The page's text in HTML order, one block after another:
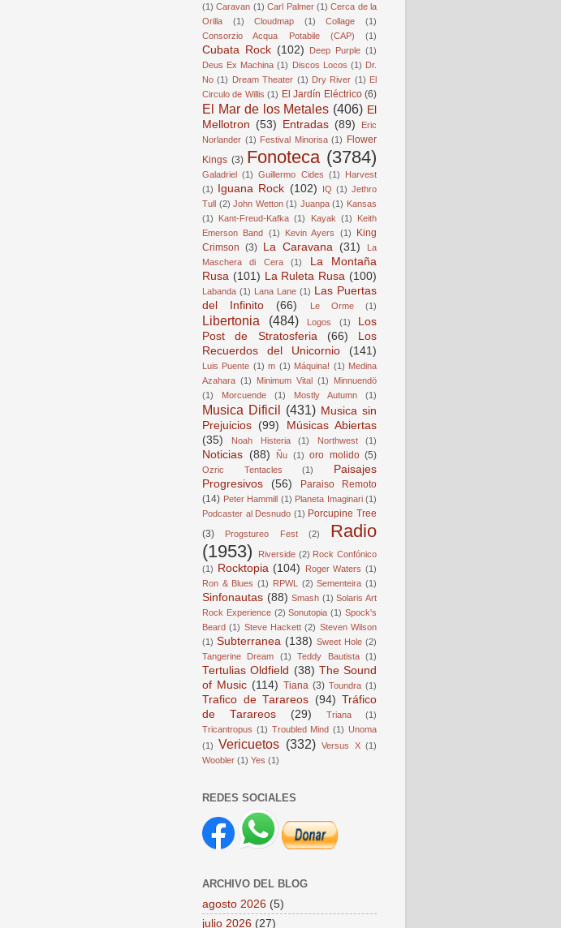
(1) Caravan (1) Carl Palmer (1) Cerca de la
Orilla
(1) Cloudmap (1) Collage
(1)
Consorzio Acqua Potabile (CAP)
(1)
Cubata Rock (102) Deep Purple (1)
Deus Ex Machina (1) Discos Locos (1) Dr.
No (1) Dream Theater (1) Dry River (1) El
Circulo de Willis (1) El Jardín Eléctrico (6)
El Mar de los Metales (406) El
Mellotron (53) Entradas (89)
Eric
Norlander (1) Festival Minorisa (1) Flower
Kings (3) Fonoteca (3784)
Galadriel (1) Guillermo Cides (1)
Harvest
(1) Iguana Rock (102) IQ (1) Jethro
Tull (2) John Wetton (1) Juanpa (1) Kansas
(1)
Kant-Freud-Kafka (1) Kayak (1)
Keith
Emerson Band (1) Kevin Ayers (1)
King
Crimson (3) La Caravana (31)
La
Maschera di Cera
(1)
La Montaña
Rusa (101) La Ruleta Rusa (100)
Labanda (1) Lana Lane (1) Las Puertas
del Infinito
(66) Le Orme (1)
Libertonia (484) Logos (1)
Los
Post de Stratosferia
(66)
Los
Recuerdos del Unicornio
(141)
Luis Puente (1) m (1) Máquina! (1) Medina
Azahara (1) Minimum Vital (1)
Minnuendö
(1)
Morcuende (1) Mostly Autumn (1)
Musica Dificil (431) Musica sin
Prejuicios (99)
Músicas Abiertas
(35)
Noah Histeria (1) Northwest (1)
Noticias (88) Ñu (1) oro molido (5)
Ozric Tentacles (1)
Paisajes
Progresivos
(56)
Paraiso Remoto
(14) Peter Hammill (1) Planeta Imaginari (1)
Podcaster al Desnudo (1) Porcupine Tree
(3)
Progstureo Fest (2)
Radio
(1953)
Riverside (2) Rock Confónico
(1) Rocktopia (104) Roger Waters (1)
Ron & Blues (1) RPWL (2) Sementeira (1)
Sinfonautas (88) Smash (1) Solaris Art
Rock Experience (2) Sonutopia (1) Spock's
Beard (1) Steve Hackett (2) Steven Wilson
(1) Subterranea (138) Sweet Hole (2)
Tangerine Dream
(1) Teddy Bautista (1)
Tertulias Oldfield (38) The Sound
of Music (114) Tiana (3) Toundra (1)
Trafico de Tarareos (94) Tráfico
de Tarareos
(29) Triana
(1)
Tricantropus (1) Troubled Mind (1) Unoma
(1)
Vericuetos (332) Versus X (1)
Woobler (1) Yes (1)
REDES SOCIALES
ARCHIVO DEL BLOG
agosto 2026 (5)
julio 2026 (27)